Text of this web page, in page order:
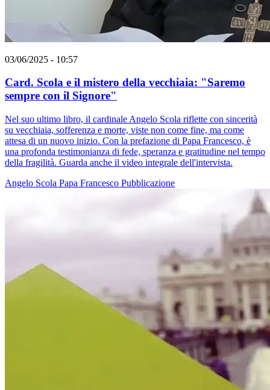
03/06/2025 - 10:57
Card. Scola e il mistero della vecchiaia: "Saremo
sempre con il Signore"
Nel suo ultimo libro, il cardinale Angelo Scola riflette con sincerità
su vecchiaia, sofferenza e morte, viste non come fine, ma come
attesa di un nuovo inizio. Con la prefazione di Papa Francesco, è
una profonda testimonianza di fede, speranza e gratitudine nel tempo
della fragilità. Guarda anche il video integrale dell'intervista.
Angelo Scola Papa Francesco Pubblicazione